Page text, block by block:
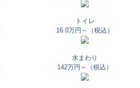
トイレ
16.0万円～
（税込）
水まわり
142万円～
（税込）